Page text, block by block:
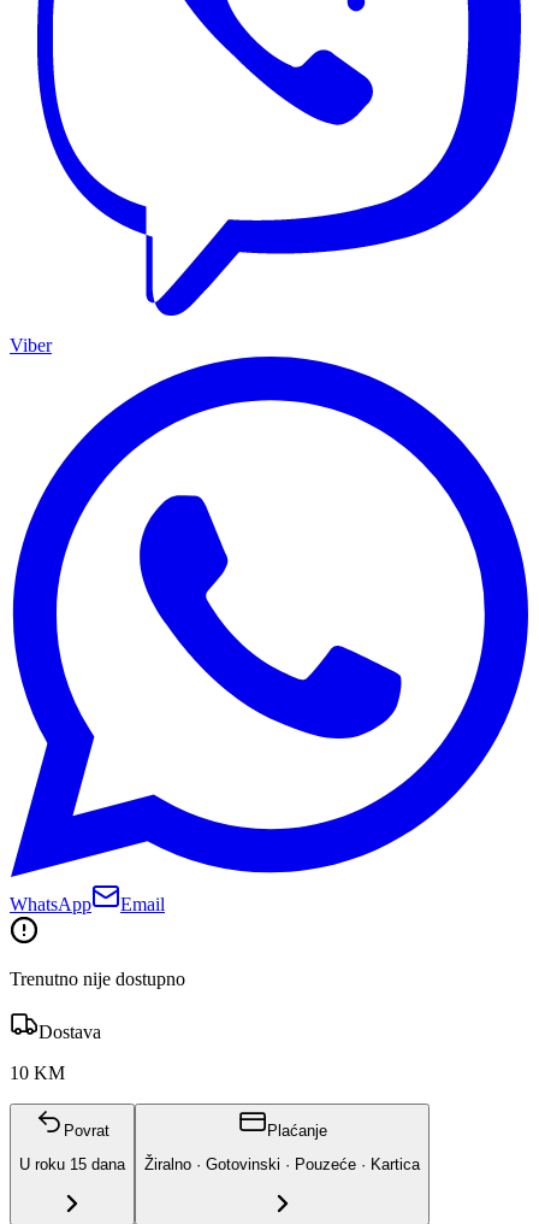
Viber
WhatsApp Email
Trenutno nije dostupno
Dostava
10 KM
Povrat
U roku 15 dana
Plaćanje
Žiralno · Gotovinski · Pouzeće · Kartica